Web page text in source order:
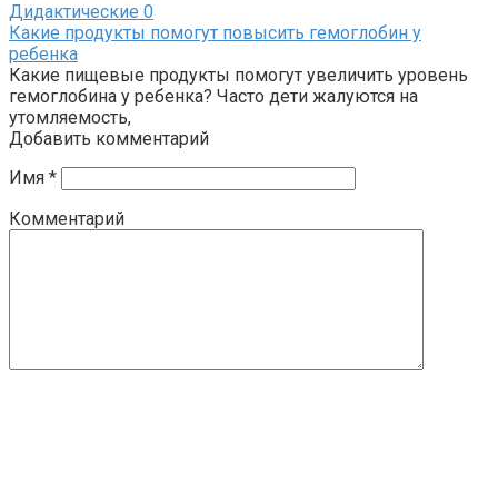
Дидактические 0
Какие продукты помогут повысить гемоглобин у
ребенка
Какие пищевые продукты помогут увеличить уровень
гемоглобина у ребенка? Часто дети жалуются на
утомляемость,
Добавить комментарий
Имя *
Комментарий